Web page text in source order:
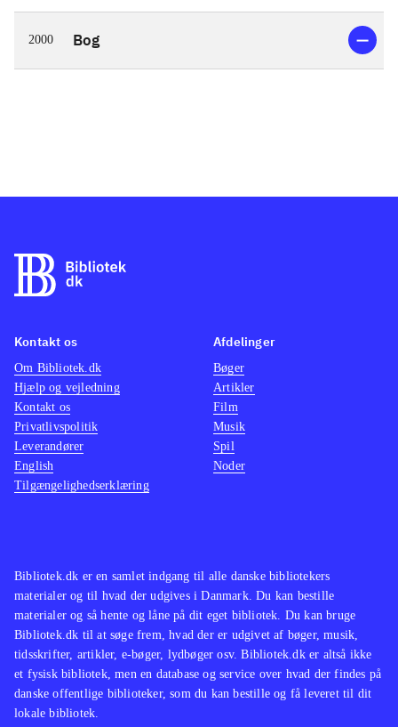
2000 Bog
Bibliotek.dk er en samlet indgang til alle danske bibliotekers
materialer og til hvad der udgives i Danmark. Du kan bestille
materialer og så hente og låne på dit eget bibliotek. Du kan bruge
Bibliotek.dk til at søge frem, hvad der er udgivet af bøger, musik,
tidsskrifter, artikler, e-bøger, lydbøger osv. Bibliotek.dk er altså ikke
et fysisk bibliotek, men en database og service over hvad der findes på
danske offentlige biblioteker, som du kan bestille og få leveret til dit
lokale bibliotek.
Kontakt os
Om Bibliotek.dk
Hjælp og vejledning
Kontakt os
Privatlivspolitik
Leverandører
English
Tilgængelighedserklæring
Afdelinger
Bøger
Artikler
Film
Musik
Spil
Noder